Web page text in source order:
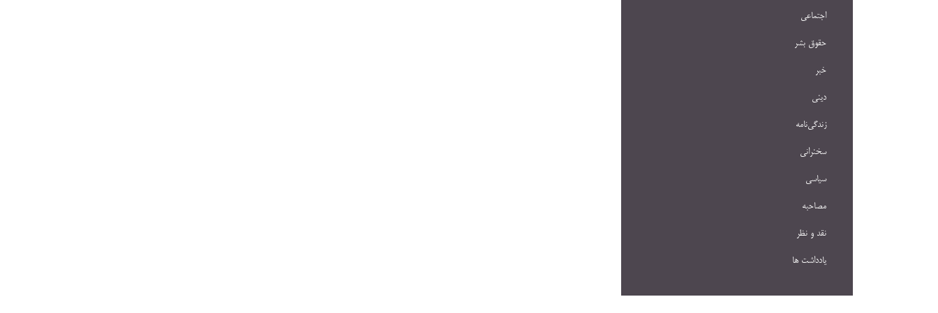
اجتماعی
حقوق بشر
خبر
دینی
زندگی‌نامه
سخنرانی
سیاسی
مصاحبه
نقد و نظر
یادداشت ها